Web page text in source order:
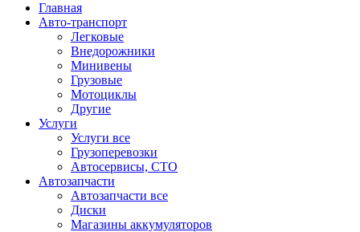
Главная
Авто-транспорт
Легковые
Внедорожники
Минивены
Грузовые
Мотоциклы
Другие
Услуги
Услуги все
Грузоперевозки
Автосервисы, СТО
Автозапчасти
Автозапчасти все
Диски
Магазины аккумуляторов